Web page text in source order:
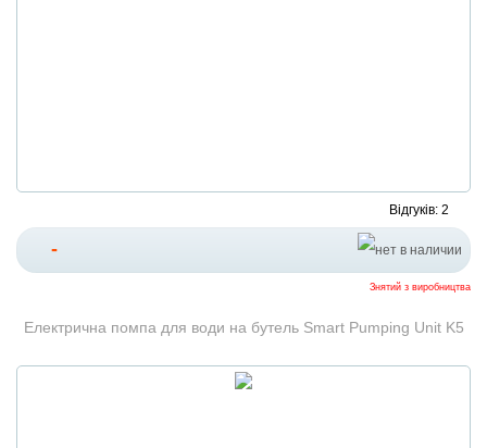
Відгуків: 2
-
Знятий з виробництва
Електрична помпа для води на бутель Smart Pumping Unit K5